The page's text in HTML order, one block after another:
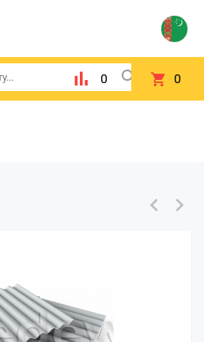
0 0